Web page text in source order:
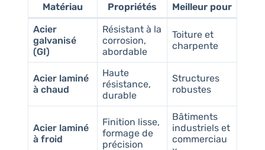
Matériau Propriétés
Meilleur pour
Acier
galvanisé
(GI)
Résistant à la
corrosion,
abordable
Toiture et
charpente
Acier laminé
à chaud
Haute
résistance,
durable
Structures
robustes
Acier laminé
à froid
Finition lisse,
formage de
précision
Bâtiments
industriels et
commerciau